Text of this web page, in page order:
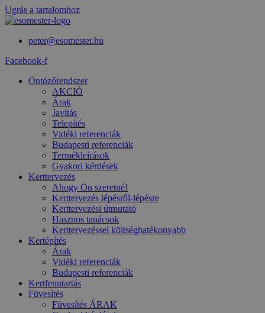
Ugrás a tartalomhoz
peter@esomester.hu
Facebook-f
Öntözőrendszer
AKCIÓ
Árak
Javítás
Telepítés
Vidéki referenciák
Budapesti referenciák
Termékleírások
Gyakori kérdések
Kerttervezés
Ahogy Ön szeretné!
Kerttervezés lépésről-lépésre
Kerttervezési útmutató
Hasznos tanácsok
Kerttervezéssel költséghatékonyabb
Kertépítés
Árak
Vidéki referenciák
Budapesti referenciák
Kertfenntartás
Füvesítés
Füvesítés ÁRAK